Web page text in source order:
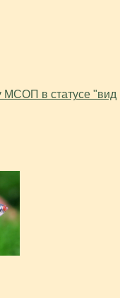
МСОП в статусе "вид